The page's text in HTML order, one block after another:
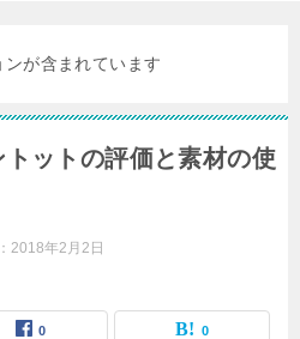
が含まれています
トットの評価と素材の使
2018年2月2日
0 0